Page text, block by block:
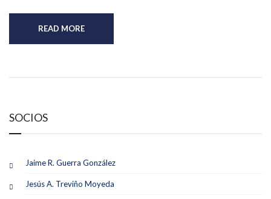
READ MORE
SOCIOS
Jaime R. Guerra González
Jesús A. Treviño Moyeda